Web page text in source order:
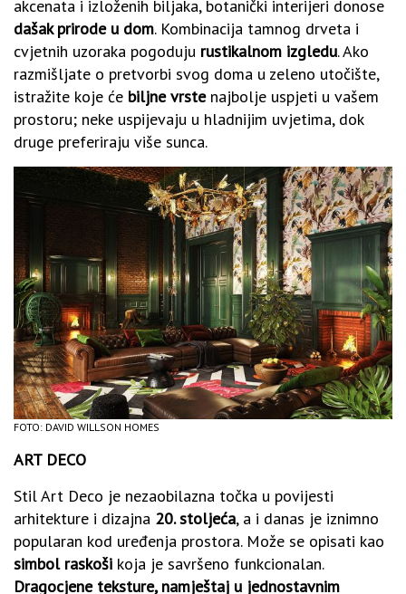
akcenata i izloženih biljaka, ​​botanički interijeri donose
dašak prirode u dom. Kombinacija tamnog drveta i
cvjetnih uzoraka pogoduju rustikalnom izgledu. Ako
razmišljate o pretvorbi svog doma u zeleno utočište,
istražite koje će biljne vrstenajbolje uspjeti u vašem
prostoru; neke uspijevaju u hladnijim uvjetima, dok
druge preferiraju više sunca.
FOTO: DAVID WILLSON HOMES
ART DECO
Stil Art Deco je nezaobilazna točka u povijesti
arhitekture i dizajna 20. stoljeća, a i danas je iznimno
popularan kod uređenja prostora. Može se opisati kao
simbol raskoši koja je savršeno funkcionalan.
Dragocjene teksture, namještaj u jednostavnim